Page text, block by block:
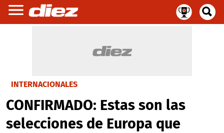
INTERNACIONALES
CONFIRMADO: Estas son las
selecciones de Europa que